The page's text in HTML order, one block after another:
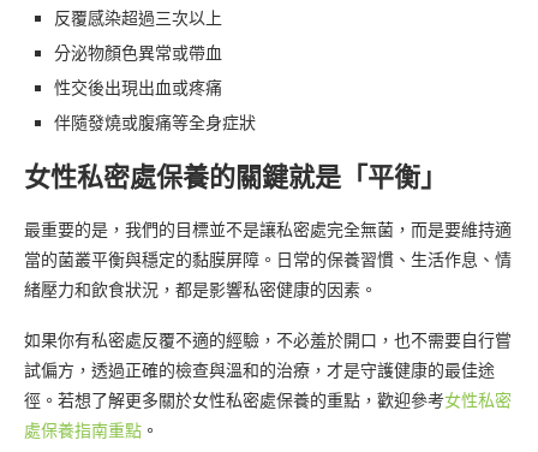
反覆感染超過三次以上
分泌物顏色異常或帶血
性交後出現出血或疼痛
伴隨發燒或腹痛等全身症狀
女性私密處保養的關鍵就是「平衡」
最重要的是，我們的目標並不是讓私密處完全無菌，而是要維持適
當的菌叢平衡與穩定的黏膜屏障。日常的保養習慣、生活作息、情
緒壓力和飲食狀況，都是影響私密健康的因素。
如果你有私密處反覆不適的經驗，不必羞於開口，也不需要自行嘗
試偏方，透過正確的檢查與溫和的治療，才是守護健康的最佳途
徑。若想了解更多關於女性私密處保養的重點，歡迎參考女性私密
處保養指南重點 。